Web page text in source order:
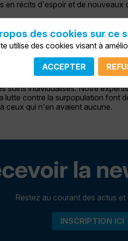
en récits d'espoir et de nouveaux
pattes dans votre vie, offrir un
expert pour le transport
Notre réseau dévoué garantit
ainsi qu'une
qui privilégie le bien-
soins individualisés. Notre
lutte contre la surpopulation font
ceux qui n'en avaient aucune.
la
Restez au courant des actus et
INSCRIPTION ICI
des cookies sur ce
utilise des cookies visant à
ACCEPTER